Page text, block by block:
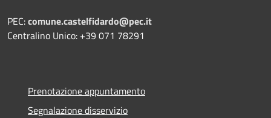
PEC:comune.castelfidardo@pec.it
Centralino Unico: +39 071 78291
Prenotazione appuntamento
Segnalazione disservizio